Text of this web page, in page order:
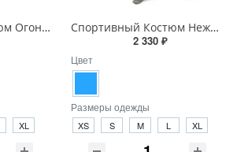
Спортивный Костюм Огонь в Ночи
XL
Спортивный Костюм Нежная Теплота
2 330 ₽
Цвет
Размеры одежды
XS S M L XL